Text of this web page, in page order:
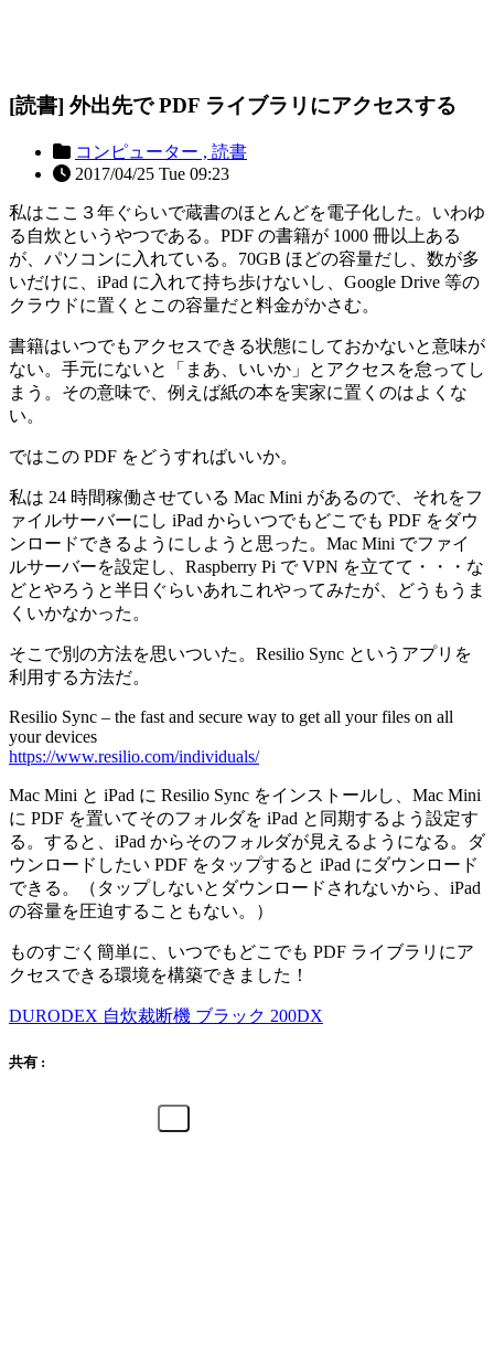
[読書] 外出先で PDF ライブラリにアクセスする
コンピューター , 読書
2017/04/25 Tue 09:23
私はここ３年ぐらいで蔵書のほとんどを電子化した。いわゆ
る自炊というやつである。PDF の書籍が 1000 冊以上ある
が、パソコンに入れている。70GB ほどの容量だし、数が多
いだけに、iPad に入れて持ち歩けないし、Google Drive 等の
クラウドに置くとこの容量だと料金がかさむ。
書籍はいつでもアクセスできる状態にしておかないと意味が
ない。手元にないと「まあ、いいか」とアクセスを怠ってし
まう。その意味で、例えば紙の本を実家に置くのはよくな
い。
ではこの PDF をどうすればいいか。
私は 24 時間稼働させている Mac Mini があるので、それをフ
ァイルサーバーにし iPad からいつでもどこでも PDF をダウ
ンロードできるようにしようと思った。Mac Mini でファイ
ルサーバーを設定し、Raspberry Pi で VPN を立てて・・・な
どとやろうと半日ぐらいあれこれやってみたが、どうもうま
くいかなかった。
そこで別の方法を思いついた。Resilio Sync というアプリを
利用する方法だ。
Resilio Sync – the fast and secure way to get all your files on all
your devices
https://www.resilio.com/individuals/
Mac Mini と iPad に Resilio Sync をインストールし、Mac Mini
に PDF を置いてそのフォルダを iPad と同期するよう設定す
る。すると、iPad からそのフォルダが見えるようになる。ダ
ウンロードしたい PDF をタップすると iPad にダウンロード
できる。（タップしないとダウンロードされないから、iPad
の容量を圧迫することもない。）
ものすごく簡単に、いつでもどこでも PDF ライブラリにア
クセスできる環境を構築できました！
DURODEX 自炊裁断機 ブラック 200DX
共有 :